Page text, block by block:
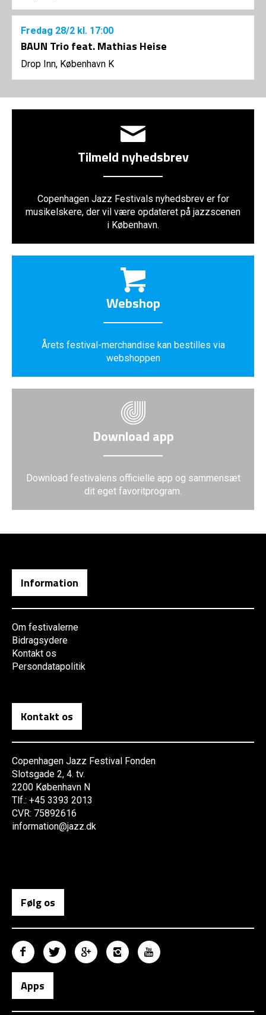
Fredag 28/2 kl. 17:00
BAUN Trio feat. Mathias Heise
Drop Inn, København K
Tilmeld nyhedsbrev
Copenhagen Jazz Festivals nyhedsbrev er for
musikelskere, der vil være opdateret på jazzscenen
i København.
Webshop
Årets festival-merchandise kan bestilles via
webshoppen
Download app
Download festivalens officielle app og sammensæt
dit eget favoritprogram.
Information
Om festivalerne
Bidragsydere
Kontakt os
Persondatapolitik
Kontakt os
Copenhagen Jazz Festival Fonden
Slotsgade 2, 4. tv.
2200 København N
Tlf.: +45 3393 2013
CVR: 75892616
information@jazz.dk
Følg os
Apps